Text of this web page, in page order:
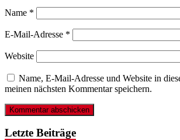
Name *
E-Mail-Adresse *
Website
Name, E-Mail-Adresse und Website in
meinen nächsten Kommentar speichern.
Letzte Beiträge